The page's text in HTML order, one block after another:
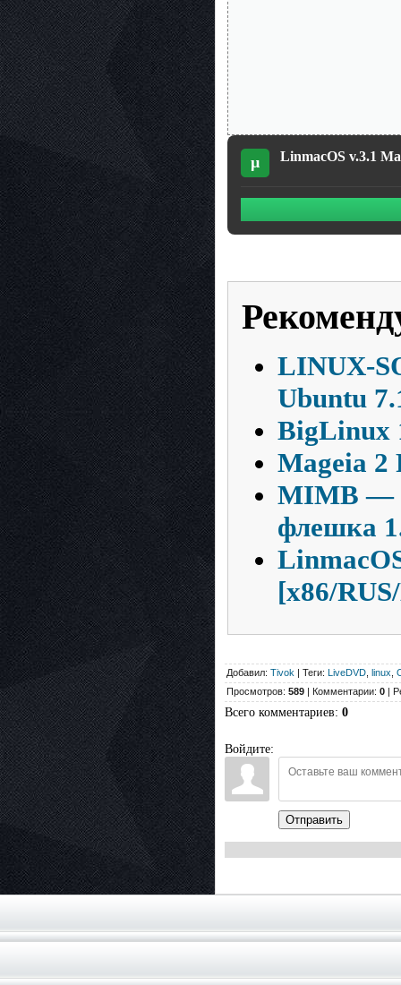
µ LinmacOS v.3.1
LINUX-
Ubuntu
BigLinux
Mageia 2
MIMB —
флешка
[x86/
Добавил: Tivok | Теги: LiveDVD linux
Просмотров: 589 | Комментарии: 0 |
Всего комментариев: 0
Войдите:
Отправить